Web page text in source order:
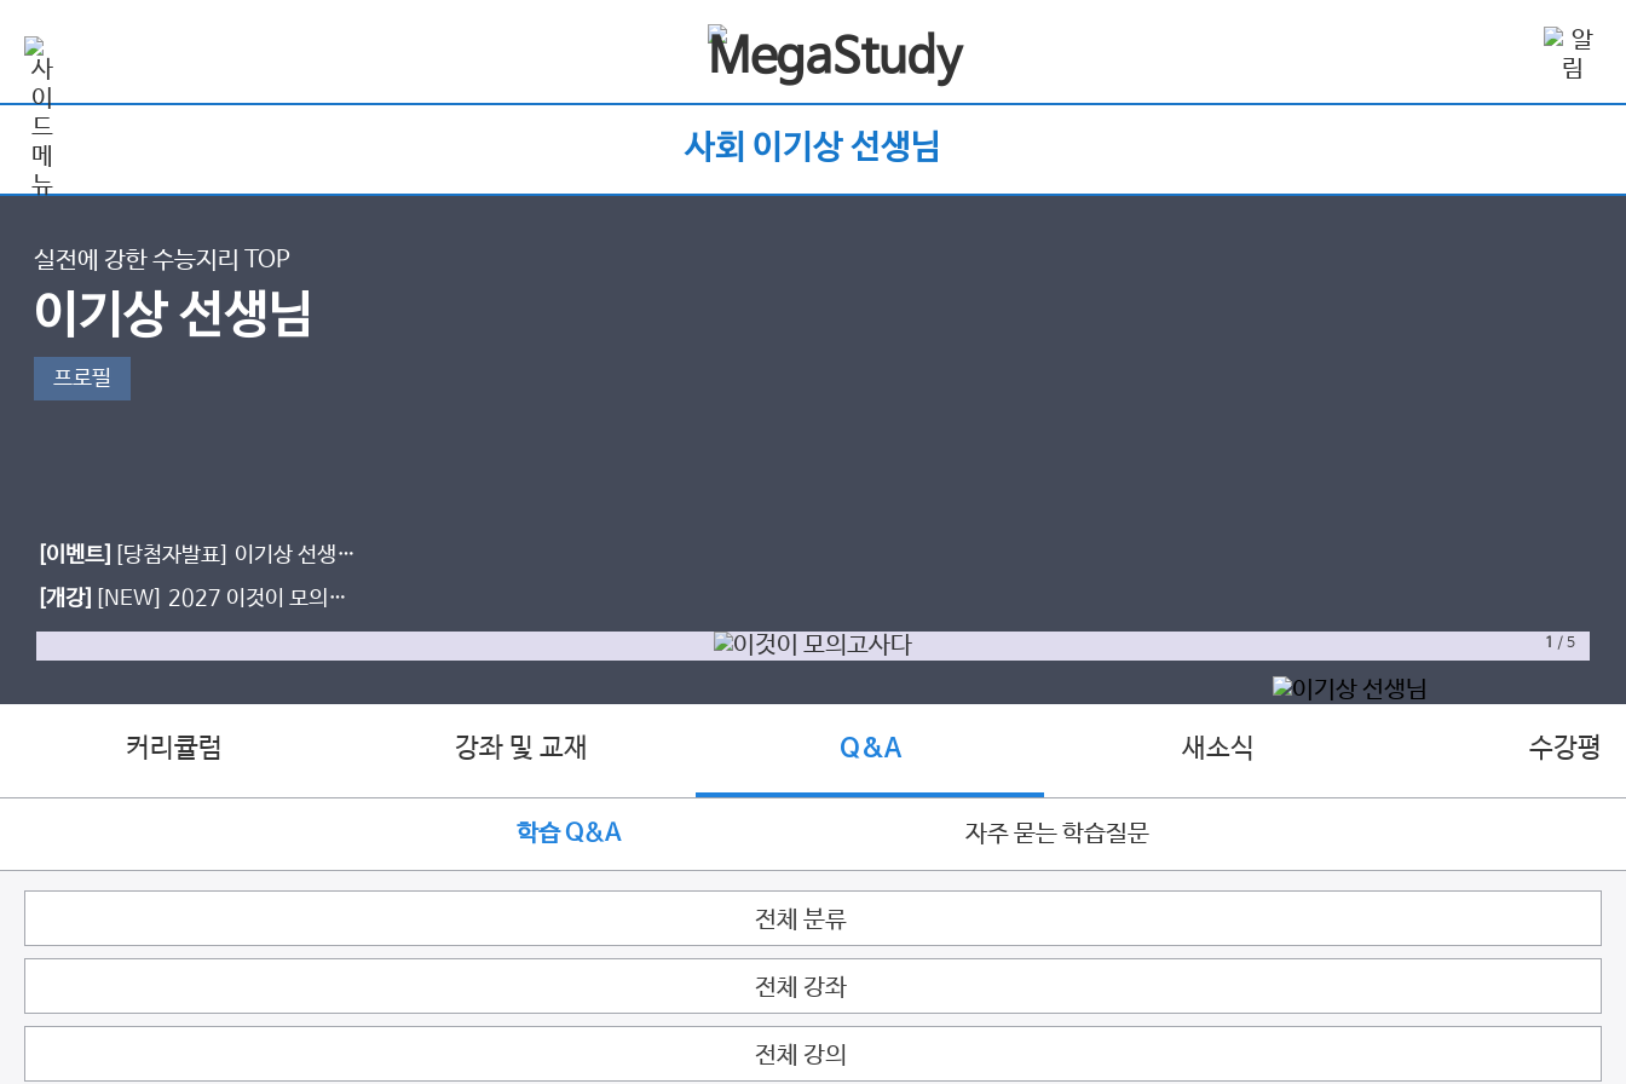
사회 이기상 선생님
실전에 강한 수능지리 TOP
이기상 선생님
프로필
[이벤트]
[당첨자발표] 이기상 선생님
수강평 EVENT
[개강]
[NEW] 2027 이것이 모의고
1 /5
커리큘럼 강좌 및 교재 Q&A 새소식 수강평
학습 Q&A 자주 묻는 학습질문
전체 분류
전체 강좌
전체 강의